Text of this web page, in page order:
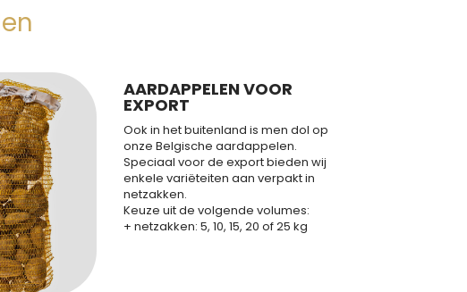
AARDAPPELEN VOOR
EXPORT
Ook in het buitenland is men dol op
onze Belgische aardappelen.
Speciaal voor de export bieden wij
enkele variëteiten aan verpakt in
netzakken.
Keuze uit de volgende volumes:
+ netzakken: 5, 10, 15, 20 of 25 kg